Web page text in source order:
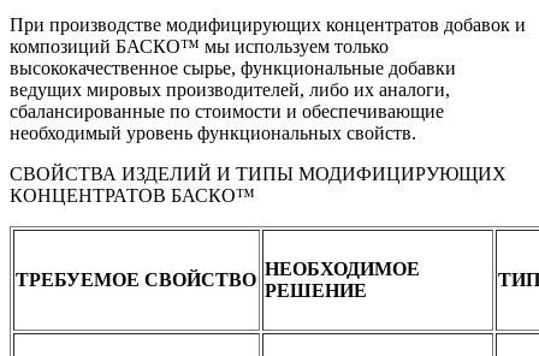
При производстве модифицирующих концентратов добавок и
композиций БАСКО™ мы используем только
высококачественное сырье, функциональные добавки
ведущих мировых производителей, либо их аналоги,
сбалансированные по стоимости и обеспечивающие
необходимый уровень функциональных свойств.
СВОЙСТВА ИЗДЕЛИЙ И ТИПЫ МОДИФИЦИРУЮЩИХ
КОНЦЕНТРАТОВ БАСКО™
ТРЕБУЕМОЕ СВОЙСТВО
НЕОБХОДИМОЕ
РЕШЕНИЕ